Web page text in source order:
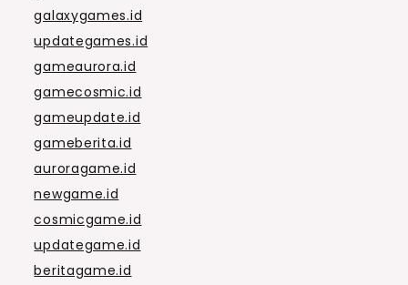
galaxygames.id
updategames.id
gameaurora.id
gamecosmic.id
gameupdate.id
gameberita.id
auroragame.id
newgame.id
cosmicgame.id
updategame.id
beritagame.id